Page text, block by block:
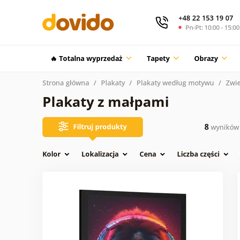
+48 22 153 19 07
Pn-Pt: 10:00 - 15:00
🔥 Totalna wyprzedaż Tapety Obrazy
Strona główna Plakaty Plakaty według motywu
Plakaty z małpami
Filtruj produkty 8wyników
Kolor Lokalizacja Cena Liczba części